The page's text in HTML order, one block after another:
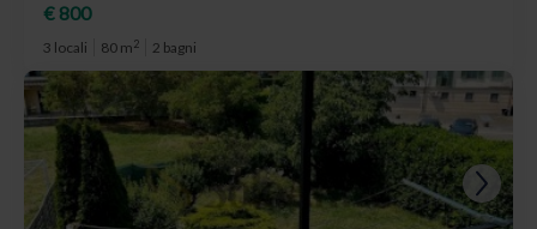
€ 800
3 locali 80 m2 2 bagni